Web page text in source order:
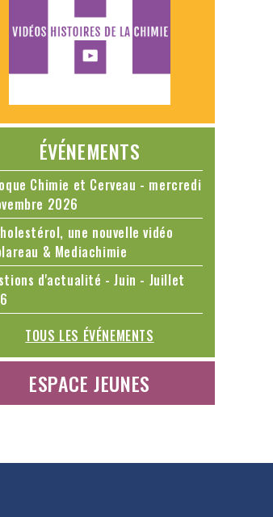
ÉVÉNEMENTS
Chimie et Cerveau - mercredi
2026
une nouvelle vidéo
& Mediachimie
d'actualité - Juin - Juillet
TOUS LES ÉVÉNEMENTS
ESPACE JEUNES